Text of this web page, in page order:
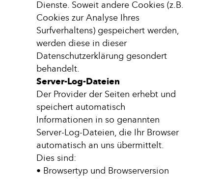
Dienste. Soweit andere Cookies (z.B.
Cookies zur Analyse Ihres
Surfverhaltens) gespeichert werden,
werden diese in dieser
Datenschutzerklärung gesondert
behandelt.
Server-Log-Dateien
Der Provider der Seiten erhebt und
speichert automatisch
Informationen in so genannten
Server-Log-Dateien, die Ihr Browser
automatisch an uns übermittelt.
Dies sind:
• Browsertyp und Browserversion